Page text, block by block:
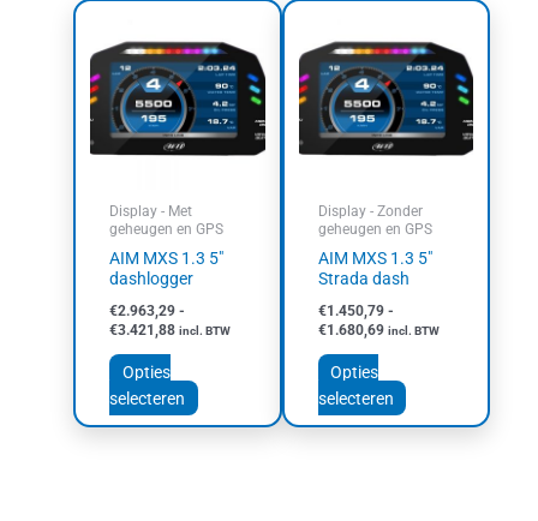
Display - Met
geheugen en GPS
AIM MXS 1.3 5″
dashlogger
€2.963,29 -
€3.421,88
tot
€3.421,88
incl. BTW
Opties
selecteren
product
heeft
meerdere
variaties.
gekozen
worden
productpagina
Display - Zonder
geheugen en GPS
AIM MXS 1.3 5″
Strada dash
€1.450,79 -
€1.680,69
tot
€1.680,69
incl. BTW
Opties
selecteren
product
heeft
meerdere
variaties.
gekozen
worden
op
productpagina